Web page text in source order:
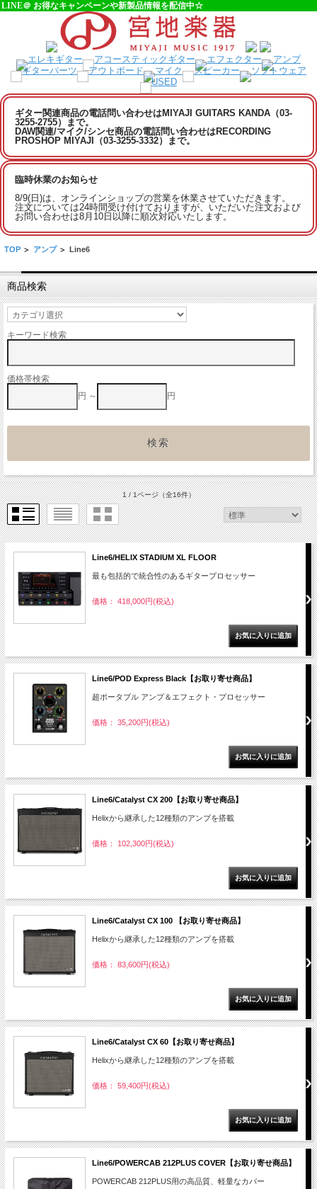
LINE＠ お得なキャンペーンや新製品情報を配信中☆
ギター関連商品の電話問い合わせはMIYAJI GUITARS KANDA（03-
3255-2755）まで。
DAW関連/マイク/シンセ商品の電話問い合わせはRECORDING
PROSHOP MIYAJI（03-3255-3332）まで。
臨時休業のお知らせ
8/9(日)は、オンラインショップの営業を休業させていただきます。
注文については24時間受け付けておりますが、いただいた注文および
お問い合わせは8月10日以降に順次対応いたします。
TOP > アンプ > Line6
商品検索
キーワード検索
価格帯検索
円 ～
円
1 / 1ページ（全16件）
Line6/HELIX STADIUM XL FLOOR
最も包括的で統合性のあるギタープロセッサー
価格： 418,000円(税込)
Line6/POD Express Black【お取り寄せ商品】
超ポータブル アンプ＆エフェクト・プロセッサー
価格： 35,200円(税込)
Line6/Catalyst CX 200【お取り寄せ商品】
Helixから継承した12種類のアンプを搭載
価格： 102,300円(税込)
Line6/Catalyst CX 100 【お取り寄せ商品】
Helixから継承した12種類のアンプを搭載
価格： 83,600円(税込)
Line6/Catalyst CX 60【お取り寄せ商品】
Helixから継承した12種類のアンプを搭載
価格： 59,400円(税込)
Line6/POWERCAB 212PLUS COVER【お取り寄せ商品】
POWERCAB 212PLUS用の高品質、軽量なカバー